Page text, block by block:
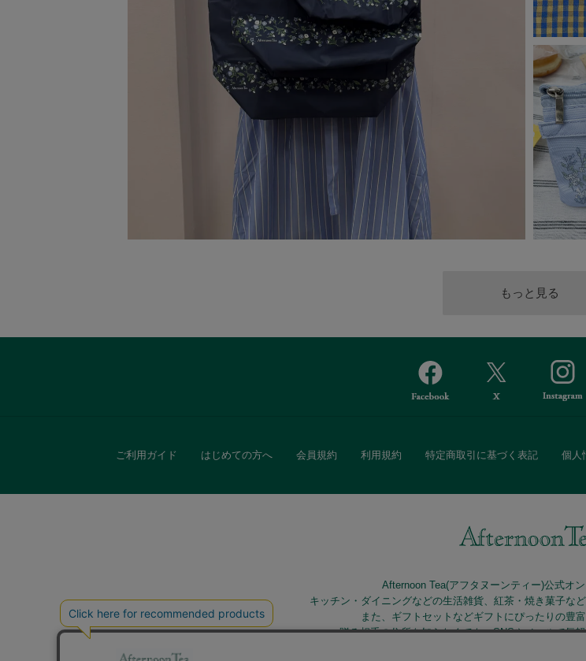
ご利用ガイド はじめての方へ 会員規約 利用規約 特定商取引に基づく表記 個人
Afternoon Tea(アフタヌーンティー)公式オン
キッチン・ダイニングなどの生活雑貨、紅茶・焼き菓子な
また、ギフトセットなどギフトにぴったりの豊
贈る相手の住所を知らなくても、SNSやメールで気